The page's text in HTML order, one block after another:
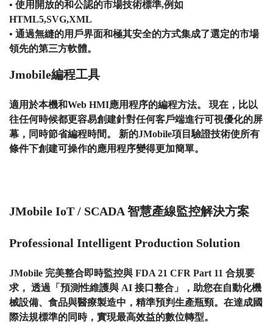
• 使用開放的和公認的市場技術標準,例如
HTML5,SVG,XML
• 通過無縫的用戶界面和極其安全的方式集成了選定的市場
領先的第三方軟體。
Jmobile編程工具
適用於本機和Web HMI應用程序的編程方法。 現在，比以
往任何時候都更容易創建針對任何客戶端進行可視優化的屏
幕，同時節省編程時間。 新的JMobile項目驗證技術使所有
條件下創建可操作的應用程序變得更加簡單。
JMobile IoT / SCADA 智慧產線監控解決方案
Professional Intelligent Production Solution
JMobile 完美整合即時監控與 FDA 21 CFR Part 11 合規要
求， 透過「預測性維護與 AI 接口整合」，助您在自動化機
械設備、食品與醫療製造中，精準預判生產瓶頸。在達成國
際法規標準的同時，實現最高效益的數位轉型。